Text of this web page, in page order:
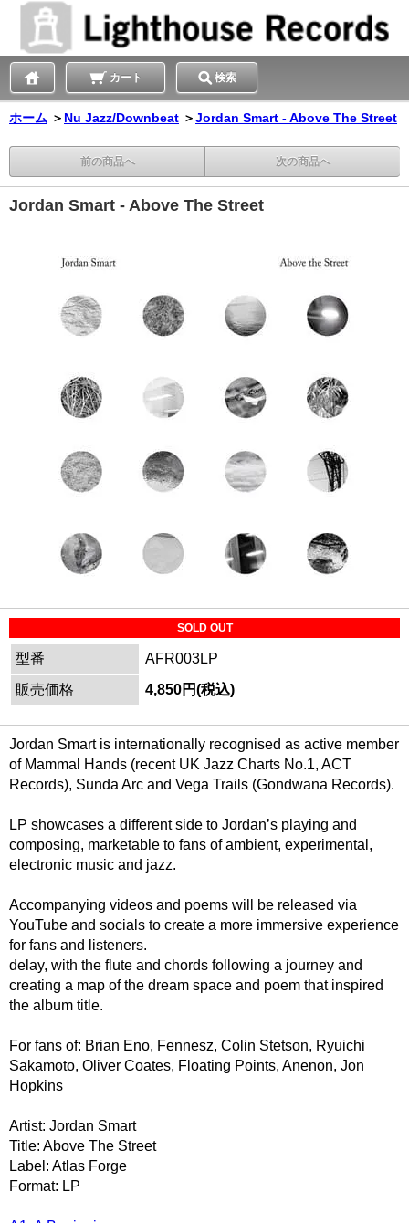
カート 検索
ホーム ＞ Nu Jazz/Downbeat ＞Jordan Smart - Above The Street
前の商品へ 次の商品へ
Jordan Smart - Above The Street
SOLD OUT
型番
AFR003LP
販売価格
4,850円(税込)
Jordan Smart is internationally recognised as active member
of Mammal Hands (recent UK Jazz Charts No.1, ACT
Records), Sunda Arc and Vega Trails (Gondwana Records).
LP showcases a different side to Jordan’s playing and
composing, marketable to fans of ambient, experimental,
electronic music and jazz.
Accompanying videos and poems will be released via
YouTube and socials to create a more immersive experience
for fans and listeners.
delay, with the flute and chords following a journey and
creating a map of the dream space and poem that inspired
the album title.
For fans of: Brian Eno, Fennesz, Colin Stetson, Ryuichi
Sakamoto, Oliver Coates, Floating Points, Anenon, Jon
Hopkins
Artist: Jordan Smart
Title: Above The Street
Label: Atlas Forge
Format: LP